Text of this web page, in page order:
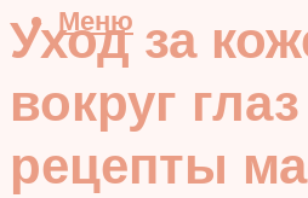
Меню
Уход за
вокруг
рецепты